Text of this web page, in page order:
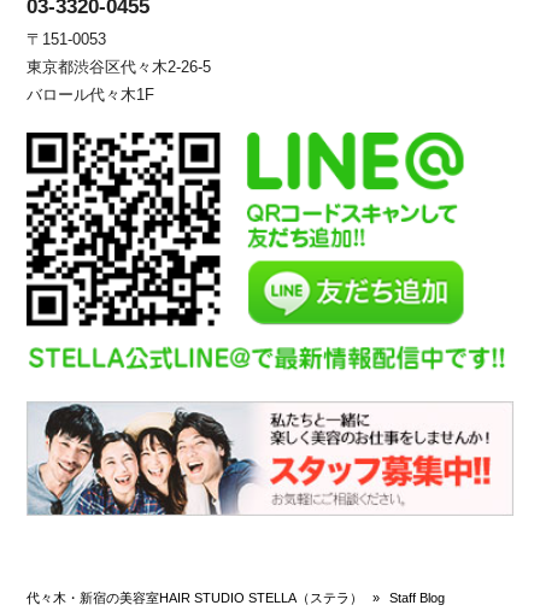
03-3320-0455
〒151-0053
東京都渋谷区代々木2-26-5
バロール代々木1F
代々木・新宿の美容室HAIR STUDIO STELLA（ステラ） » Staff Blog